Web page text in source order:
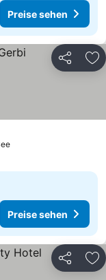
Preise sehen
Teilen
Preise sehen
Teilen